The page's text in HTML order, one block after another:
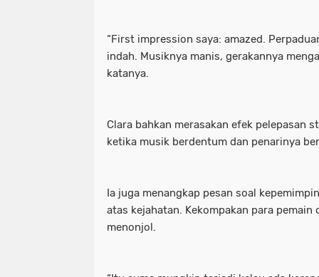
“First impression saya: amazed.
indah. Musiknya manis, gerakannya
katanya.
Clara bahkan merasakan efek pelepasan
ketika musik berdentum dan penarinya
Ia juga menangkap pesan soal
atas kejahatan. Kekompakan para
menonjol.